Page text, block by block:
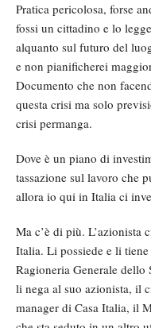
Pratica pericolosa, forse
fossi un cittadino e lo
alquanto sul futuro del
e non pianificherei
Documento che non
questa crisi ma solo
crisi permanga.
Dove è un piano di
tassazione sul lavoro che
allora io qui in Italia ci
Ma c’è di più. L’azionista
Italia. Li possiede e li
Ragioneria Generale dello
li nega al suo azionista, il
manager di Casa Italia, il